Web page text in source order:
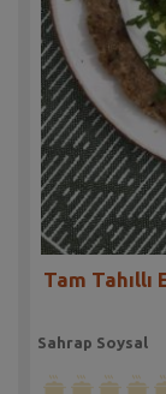
Tam
Sahrap Soysal